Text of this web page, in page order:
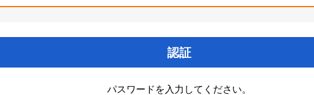
認証
パスワードを入力してください。